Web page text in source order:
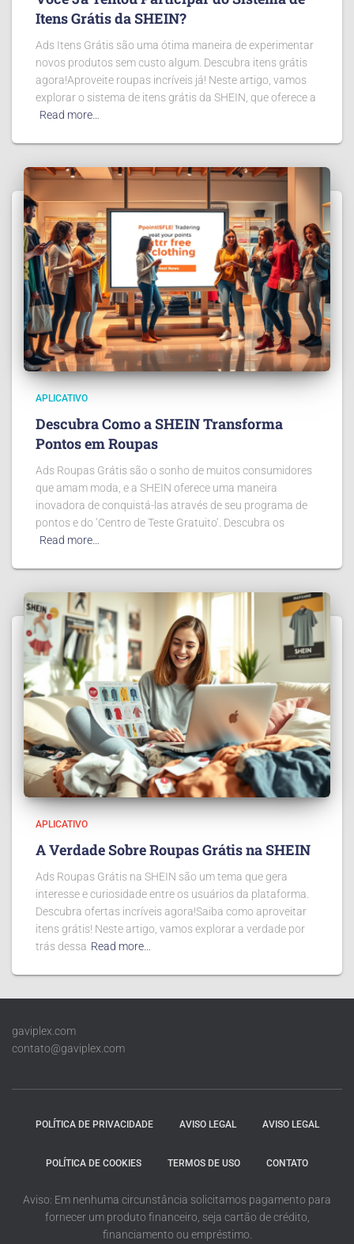
Itens Grátis da SHEIN?
Ads Itens Grátis são uma ótima maneira de experimentar
novos produtos sem custo algum. Descubra itens grátis
agora!Aproveite roupas incríveis já! Neste artigo, vamos
explorar o sistema de itens grátis da SHEIN, que oferece a
Read more…
APLICATIVO
Descubra Como a SHEIN Transforma
Pontos em Roupas
Ads Roupas Grátis são o sonho de muitos consumidores
que amam moda, e a SHEIN oferece uma maneira
inovadora de conquistá-las através de seu programa de
pontos e do ‘Centro de Teste Gratuito’. Descubra os
Read more…
APLICATIVO
A Verdade Sobre Roupas Grátis na SHEIN
Ads Roupas Grátis na SHEIN são um tema que gera
interesse e curiosidade entre os usuários da plataforma.
Descubra ofertas incríveis agora!Saiba como aproveitar
itens grátis! Neste artigo, vamos explorar a verdade por
trás dessa Read more…
gaviplex.com
contato@gaviplex.com
POLÍTICA DE PRIVACIDADE AVISO LEGAL AVISO LEGAL
POLÍTICA DE COOKIES TERMOS DE USO CONTATO
Aviso: Em nenhuma circunstância solicitamos pagamento para
fornecer um produto financeiro, seja cartão de crédito,
financiamento ou empréstimo.